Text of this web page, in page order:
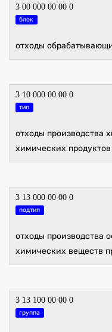
3 00 000 00 00 0
блок
отходы
3 10 000 00 00 0
тип
отходы производства
химических продуктов
3 13 000 00 00 0
подтип
отходы производства
химических веществ
3 13 100 00 00 0
группа